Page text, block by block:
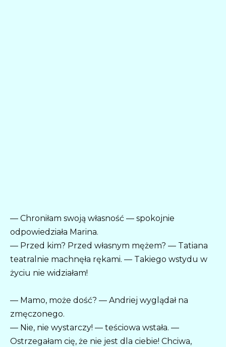
— Chroniłam swoją własność — spokojnie
odpowiedziała Marina.
— Przed kim? Przed własnym mężem? — Tatiana
teatralnie machnęła rękami. — Takiego wstydu w
życiu nie widziałam!
— Mamo, może dość? — Andriej wyglądał na
zmęczonego.
— Nie, nie wystarczy! — teściowa wstała. —
Ostrzegałam cię, że nie jest dla ciebie! Chciwa,